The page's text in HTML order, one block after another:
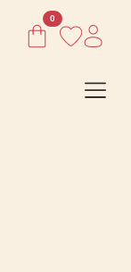
0